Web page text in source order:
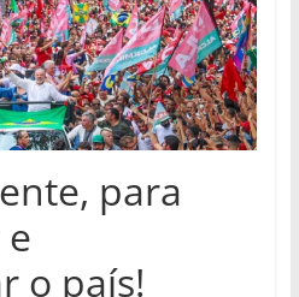
para
o país!